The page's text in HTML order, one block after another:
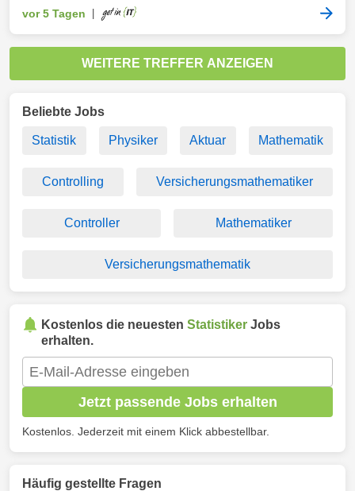
vor 5 Tagen
WEITERE TREFFER ANZEIGEN
Beliebte Jobs
Statistik Physiker Aktuar Mathematik
Controlling Versicherungsmathematiker
Controller Mathematiker
Versicherungsmathematik
Kostenlos die neuesten Statistiker Jobs
erhalten.
Jetzt passende Jobs erhalten
Kostenlos. Jederzeit mit einem Klick abbestellbar.
Häufig gestellte Fragen